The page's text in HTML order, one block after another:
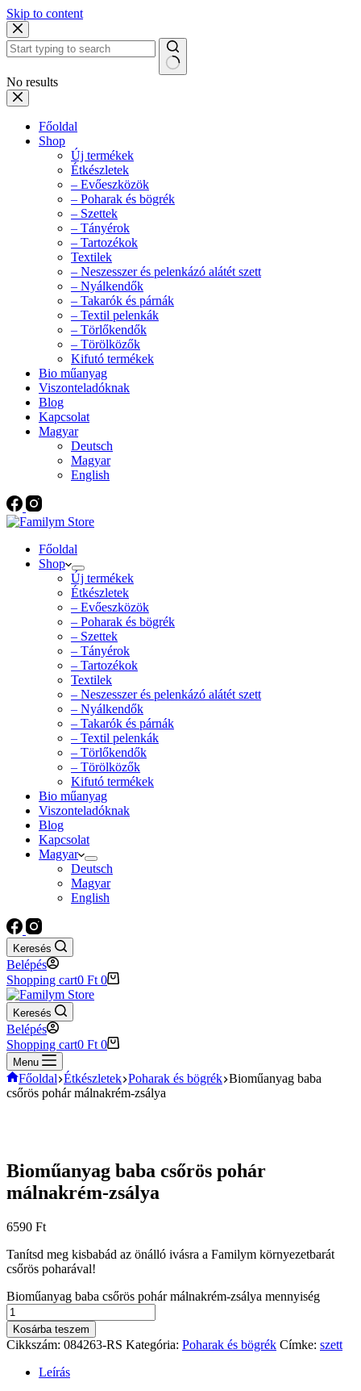
Skip to content
No results
Főoldal
Shop
Új termékek
Étkészletek
– Evőeszközök
– Poharak és bögrék
– Szettek
– Tányérok
– Tartozékok
Textilek
– Neszesszer és pelenkázó alátét szett
– Nyálkendők
– Takarók és párnák
– Textil pelenkák
– Törlőkendők
– Törölközők
Kifutó termékek
Bio műanyag
Viszonteladóknak
Blog
Kapcsolat
Magyar
Deutsch
Magyar
English
Főoldal
Shop
Új termékek
Étkészletek
– Evőeszközök
– Poharak és bögrék
– Szettek
– Tányérok
– Tartozékok
Textilek
– Neszesszer és pelenkázó alátét szett
– Nyálkendők
– Takarók és párnák
– Textil pelenkák
– Törlőkendők
– Törölközők
Kifutó termékek
Bio műanyag
Viszonteladóknak
Blog
Kapcsolat
Magyar
Deutsch
Magyar
English
Keresés
Belépés
Shopping cart0 Ft 0
Keresés
Belépés
Shopping cart0 Ft 0
Menu
Főoldal Étkészletek Poharak és bögrék Bioműanyag baba
csőrös pohár málnakrém-zsálya
Bioműanyag baba csőrös pohár
málnakrém-zsálya
6590 Ft
Tanítsd meg kisbabád az önálló ivásra a Familym környezetbarát
csőrös poharával!
Bioműanyag baba csőrös pohár málnakrém-zsálya mennyiség
Kosárba teszem
Cikkszám: 084263-RS Kategória: Poharak és bögrék Címke: szett
Leírás